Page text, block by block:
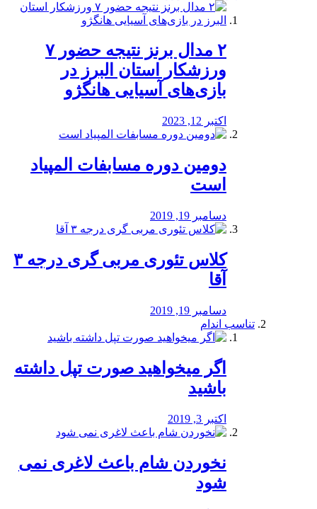
۲ مدال برنز نتیجه حضور ۷
ورزشکار استان البرز در
بازی‌های آسیایی هانگژو
اکتبر 12, 2023
دومین دوره مسابفات المپیاد
است
دسامبر 19, 2019
کلاس تئوری مربی گری درجه ۳
آقا
دسامبر 19, 2019
تناسب اندام
اگر میخواهید صورت تپل داشته
باشید
اکتبر 3, 2019
نخوردن شام باعث لاغری نمی
‌شود